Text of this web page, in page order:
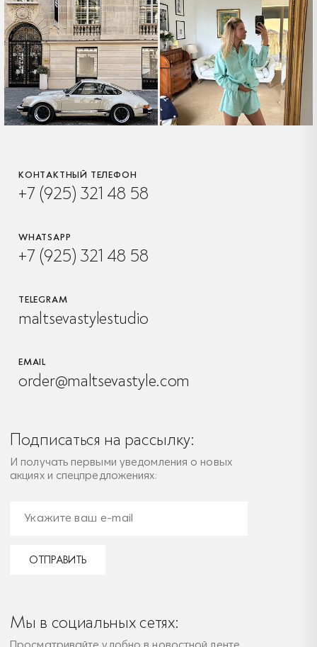
КОНТАКТНЫЙ ТЕЛЕФОН
+7 (925) 321 48 58
WHATSAPP
+7 (925) 321 48 58
TELEGRAM
maltsevastylestudio
EMAIL
order@maltsevastyle.com
Подписаться на рассылку:
И получать первыми уведомления о новых
акциях и спецпредложениях:
ОТПРАВИТЬ
Мы в социальных сетях:
Просматривайте удобно в новостной ленте